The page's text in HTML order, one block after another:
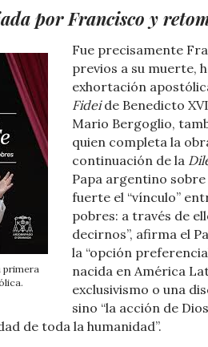
por Francisco y
primera
Fue precisamente
previos a su muerte,
exhortación
Fideide Benedicto
Mario Bergoglio,
quien completa la
continuación de la
Papa argentino sobre
fuerte el “vínculo”
pobres: a través de
decirnos”, afirma el
la “opción
nacida en América
exclusivismo o una
sino “la acción de
de toda la humanidad”.